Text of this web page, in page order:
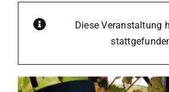
Diese Veranstaltung